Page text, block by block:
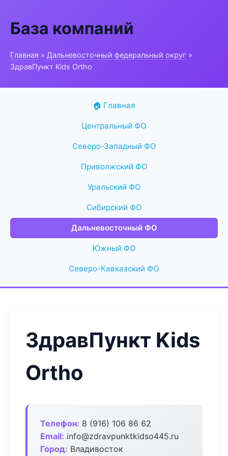
База компаний
Главная » Дальневосточный федеральный округ »
ЗдравПункт Kids Ortho
🏠 Главная
Центральный ФО
Северо-Западный ФО
Приволжский ФО
Уральский ФО
Сибирский ФО
Дальневосточный ФО
Южный ФО
Северо-Кавказский ФО
ЗдравПункт Kids
Ortho
Телефон: 8 (916) 106 86 62
Email: info@zdravpunktkidso445.ru
Город: Владивосток